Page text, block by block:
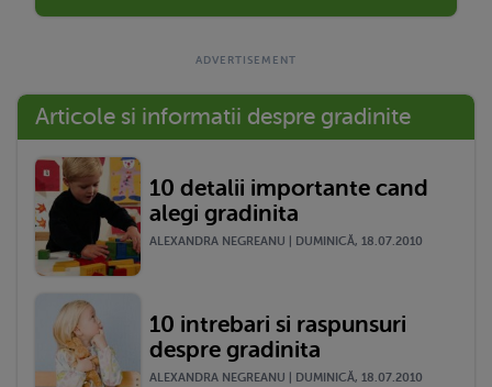
Articole si informatii despre gradinite
10 detalii importante cand
alegi gradinita
ALEXANDRA NEGREANU | DUMINICĂ, 18.07.2010
10 intrebari si raspunsuri
despre gradinita
ALEXANDRA NEGREANU | DUMINICĂ, 18.07.2010